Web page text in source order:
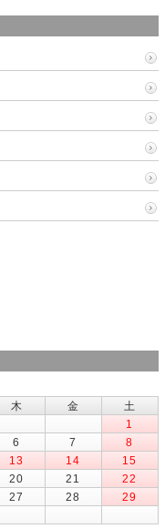
木 金
土
1
6 7
8
13 14
15
20 21
22
27 28
29